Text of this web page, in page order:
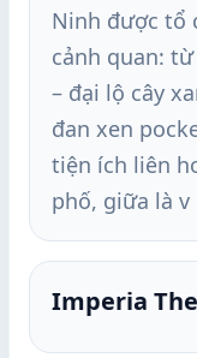
Ninh được tổ
cảnh quan:
– đại lộ cây
đan xen
tiện ích liên
phố, giữa là v
Imperia